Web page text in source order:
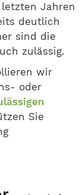
Jahren
deutlich
sind die
zulässig.
wir
oder
Sie